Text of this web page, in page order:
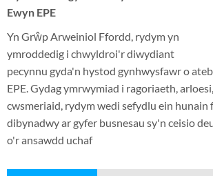
Ewyn EPE
Yn Grŵp Arweiniol Ffordd, rydym yn
ymroddedig i chwyldroi'r diwydiant
pecynnu gyda'n hystod gynhwysfawr o
EPE. Gydag ymrwymiad i ragoriaeth,
cwsmeriaid, rydym wedi sefydlu ein hunain
dibynadwy ar gyfer busnesau sy'n ceisio
o'r ansawdd uchaf